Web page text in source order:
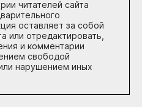
читателей сайта
оставляет за собой
или отредактировать,
и комментарии
свободой
нарушением иных